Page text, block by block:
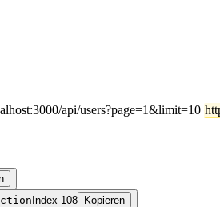
api/users?page=1&limit=10
Index 108
Kopieren